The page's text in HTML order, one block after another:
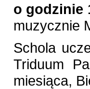
o godzinie
muzycznie
Schola
Triduum
miesiąca,